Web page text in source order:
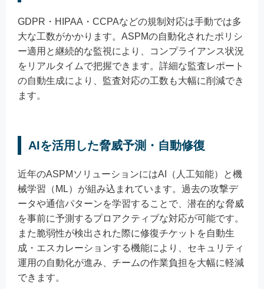
GDPR・HIPAA・CCPAなどの規制対応は手動では多
大な工数がかかります。ASPMの自動化されたポリシ
ー適用と継続的な監視により、コンプライアンス状況
をリアルタイムで把握できます。詳細な監査レポート
の自動生成により、監査対応の工数も大幅に削減でき
ます。
AIを活用した脅威予測・自動修復
近年のASPMソリューションにはAI（人工知能）と機
械学習（ML）が組み込まれています。過去の攻撃デ
ータや通信パターンを学習することで、潜在的な脅威
を事前に予測するプロアクティブな対応が可能です。
また脆弱性が検出された際に修復チケットを自動生
成・エスカレーションする機能により、セキュリティ
運用の自動化が進み、チームの作業負担を大幅に軽減
できます。